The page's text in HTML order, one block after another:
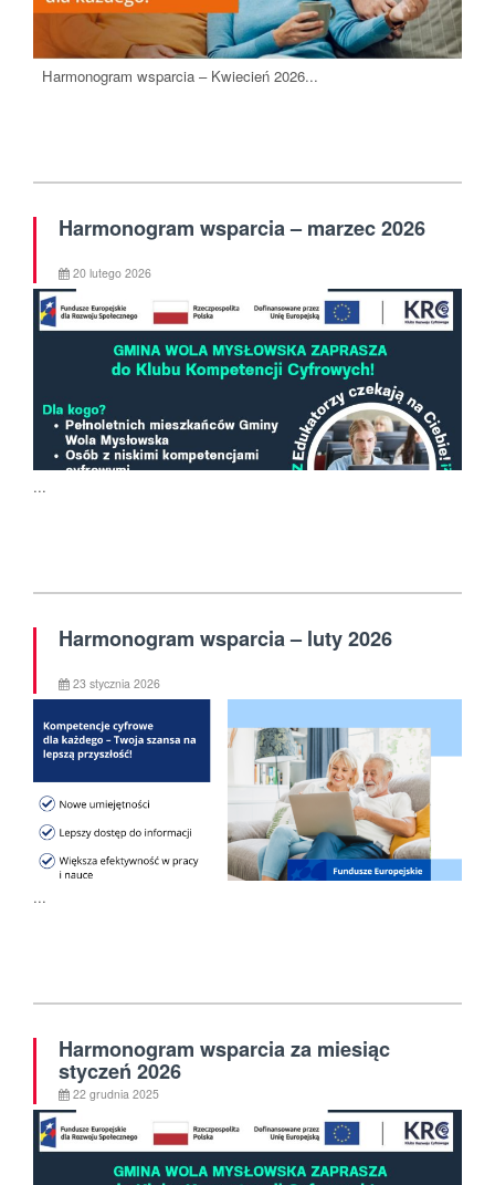
Harmonogram wsparcia – Kwiecień 2026...
Harmonogram wsparcia – marzec 2026
20 lutego 2026
...
Harmonogram wsparcia – luty 2026
23 stycznia 2026
...
Harmonogram wsparcia za miesiąc
styczeń 2026
22 grudnia 2025